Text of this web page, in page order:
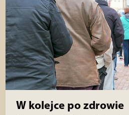
W kolejce po zdrowie